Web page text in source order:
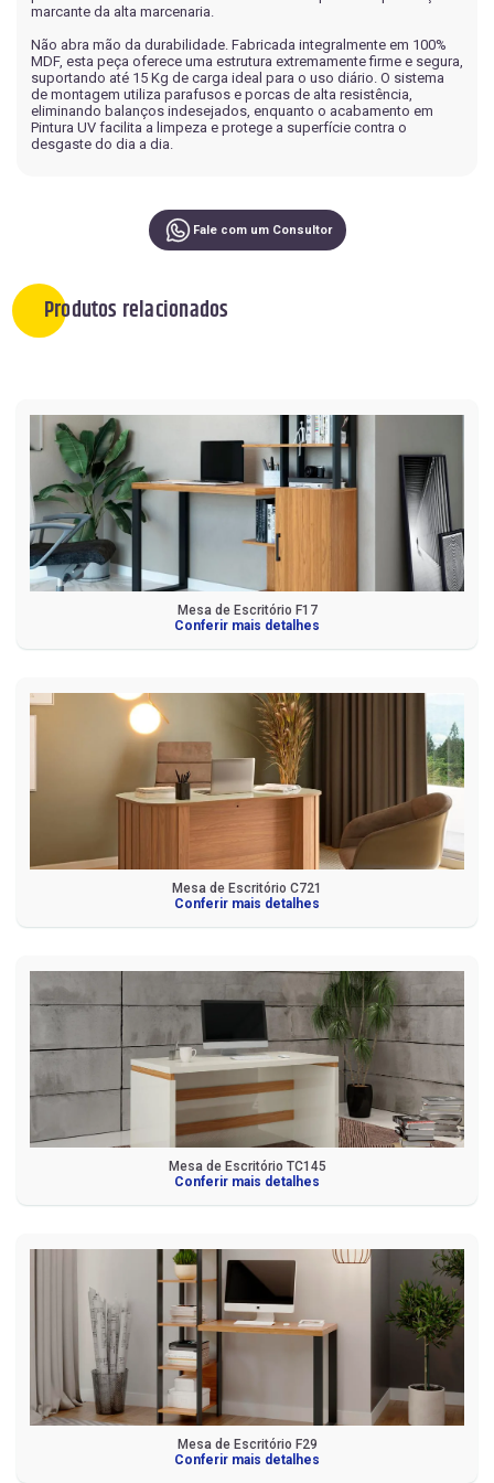
marcante da alta marcenaria.
Não abra mão da durabilidade. Fabricada integralmente em 100%
MDF, esta peça oferece uma estrutura extremamente firme e segura,
suportando até 15 Kg de carga ideal para o uso diário. O sistema
de montagem utiliza parafusos e porcas de alta resistência,
eliminando balanços indesejados, enquanto o acabamento em
Pintura UV facilita a limpeza e protege a superfície contra o
desgaste do dia a dia.
Fale com um Consultor
Produtos relacionados
Mesa de Escritório F17
Conferir mais detalhes
Mesa de Escritório C721
Conferir mais detalhes
Mesa de Escritório TC145
Conferir mais detalhes
Mesa de Escritório F29
Conferir mais detalhes